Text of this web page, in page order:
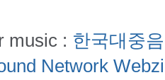
music : 한국대중
Network